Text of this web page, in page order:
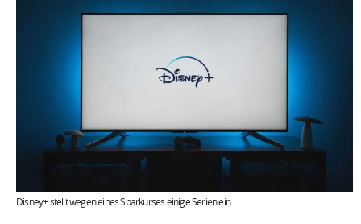
Disney+ stellt wegen eines Sparkurses einige Serien ein.